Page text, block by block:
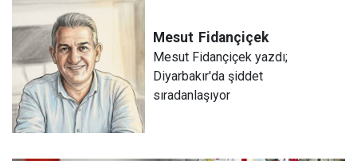
Mesut Fidançiçek
Mesut Fidançiçek yazdı;
Diyarbakır'da şiddet
sıradanlaşıyor